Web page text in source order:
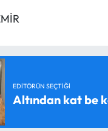
EDITÖRÜN SEÇTIĞI
Altından kat be